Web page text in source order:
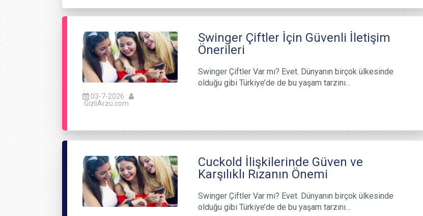
03-7-2026
GizliArzu.com
Swinger Çiftler İçin Güvenli İletişim
Önerileri
Swinger Çiftler Var mı? Evet. Dünyanın birçok ülkesinde
olduğu gibi Türkiye’de de bu yaşam tarzını…
Cuckold İlişkilerinde Güven ve
Karşılıklı Rızanın Önemi
Swinger Çiftler Var mı? Evet. Dünyanın birçok ülkesinde
olduğu gibi Türkiye’de de bu yaşam tarzını…